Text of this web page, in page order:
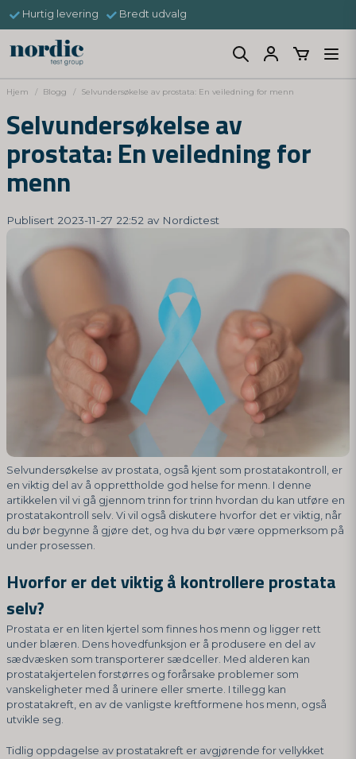
Hurtig levering Bredt udvalg
Hjem Blogg Selvundersøkelse av prostata: En veiledning for menn
Selvundersøkelse av
prostata: En veiledning for
menn
Publisert 2023-11-27 22:52 av Nordictest
Selvundersøkelse av prostata, også kjent som prostatakontroll, er
en viktig del av å opprettholde god helse for menn. I denne
artikkelen vil vi gå gjennom trinn for trinn hvordan du kan utføre en
prostatakontroll selv. Vi vil også diskutere hvorfor det er viktig, når
du bør begynne å gjøre det, og hva du bør være oppmerksom på
under prosessen.
Hvorfor er det viktig å kontrollere prostata
selv?
Prostata er en liten kjertel som finnes hos menn og ligger rett
under blæren. Dens hovedfunksjon er å produsere en del av
sædvæsken som transporterer sædceller. Med alderen kan
prostatakjertelen forstørres og forårsake problemer som
vanskeligheter med å urinere eller smerte. I tillegg kan
prostatakreft, en av de vanligste kreftformene hos menn, også
utvikle seg.
Tidlig oppdagelse av prostatakreft er avgjørende for vellykket